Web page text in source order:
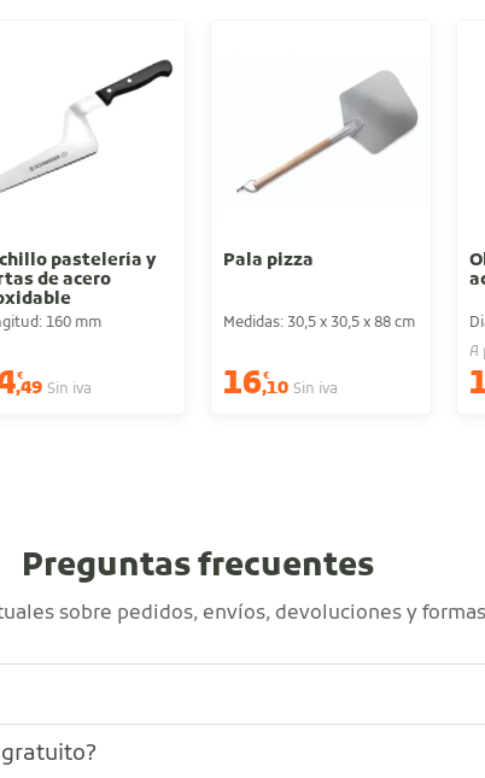
pastelería y
de acero
160 mm
€
,49 Sin iva
Pala pizza
Medidas: 30,5 x 30,5 x 88 cm
16€
,10 Sin iva
A
Preguntas frecuentes
sobre pedidos, envíos, devoluciones y